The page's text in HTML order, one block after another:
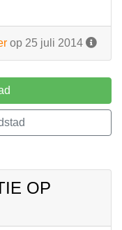
op 25 juli 2014
OP